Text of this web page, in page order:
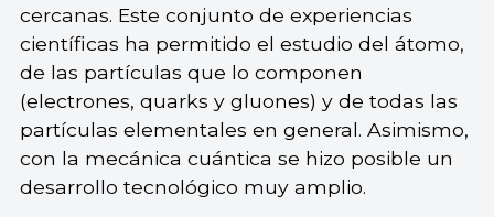
cercanas. Este conjunto de experiencias
científicas ha permitido el estudio del átomo,
de las partículas que lo componen
(electrones, quarks y gluones) y de todas las
partículas elementales en general. Asimismo,
con la mecánica cuántica se hizo posible un
desarrollo tecnológico muy amplio.